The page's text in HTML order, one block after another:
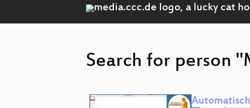
Search for person